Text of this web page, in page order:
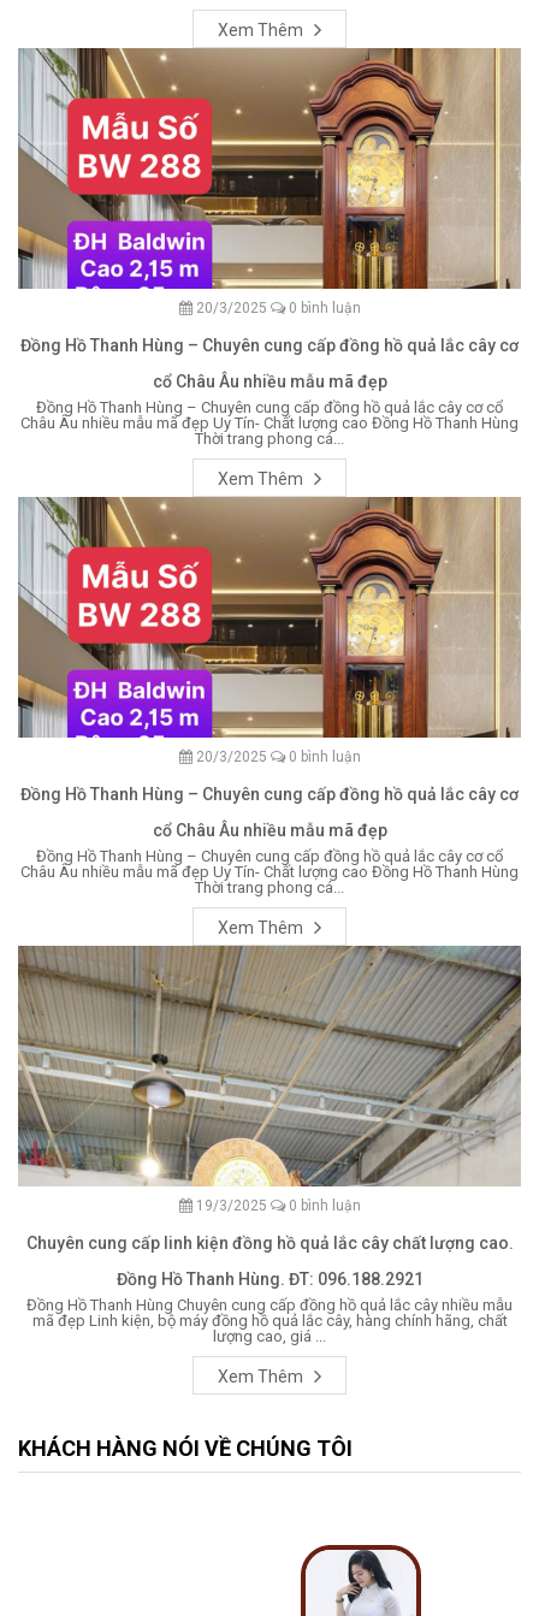
Xem Thêm
20/3/2025 0 bình luận
Đồng Hồ Thanh Hùng – Chuyên cung cấp đồng hồ quả lắc cây cơ
cổ Châu Âu nhiều mẫu mã đẹp
Đồng Hồ Thanh Hùng – Chuyên cung cấp đồng hồ quả lắc cây cơ cổ
Châu Âu nhiều mẫu mã đẹp Uy Tín- Chất lượng cao Đồng Hồ Thanh Hùng
Thời trang phong cá...
Xem Thêm
20/3/2025 0 bình luận
Đồng Hồ Thanh Hùng – Chuyên cung cấp đồng hồ quả lắc cây cơ
cổ Châu Âu nhiều mẫu mã đẹp
Đồng Hồ Thanh Hùng – Chuyên cung cấp đồng hồ quả lắc cây cơ cổ
Châu Âu nhiều mẫu mã đẹp Uy Tín- Chất lượng cao Đồng Hồ Thanh Hùng
Thời trang phong cá...
Xem Thêm
19/3/2025 0 bình luận
Chuyên cung cấp linh kiện đồng hồ quả lắc cây chất lượng cao.
Đồng Hồ Thanh Hùng. ĐT: 096.188.2921
Đồng Hồ Thanh Hùng Chuyên cung cấp đồng hồ quả lắc cây nhiều mẫu
mã đẹp Linh kiện, bộ máy đồng hồ quả lắc cây, hàng chính hãng, chất
lượng cao, giá ...
Xem Thêm
KHÁCH HÀNG NÓI VỀ CHÚNG TÔI